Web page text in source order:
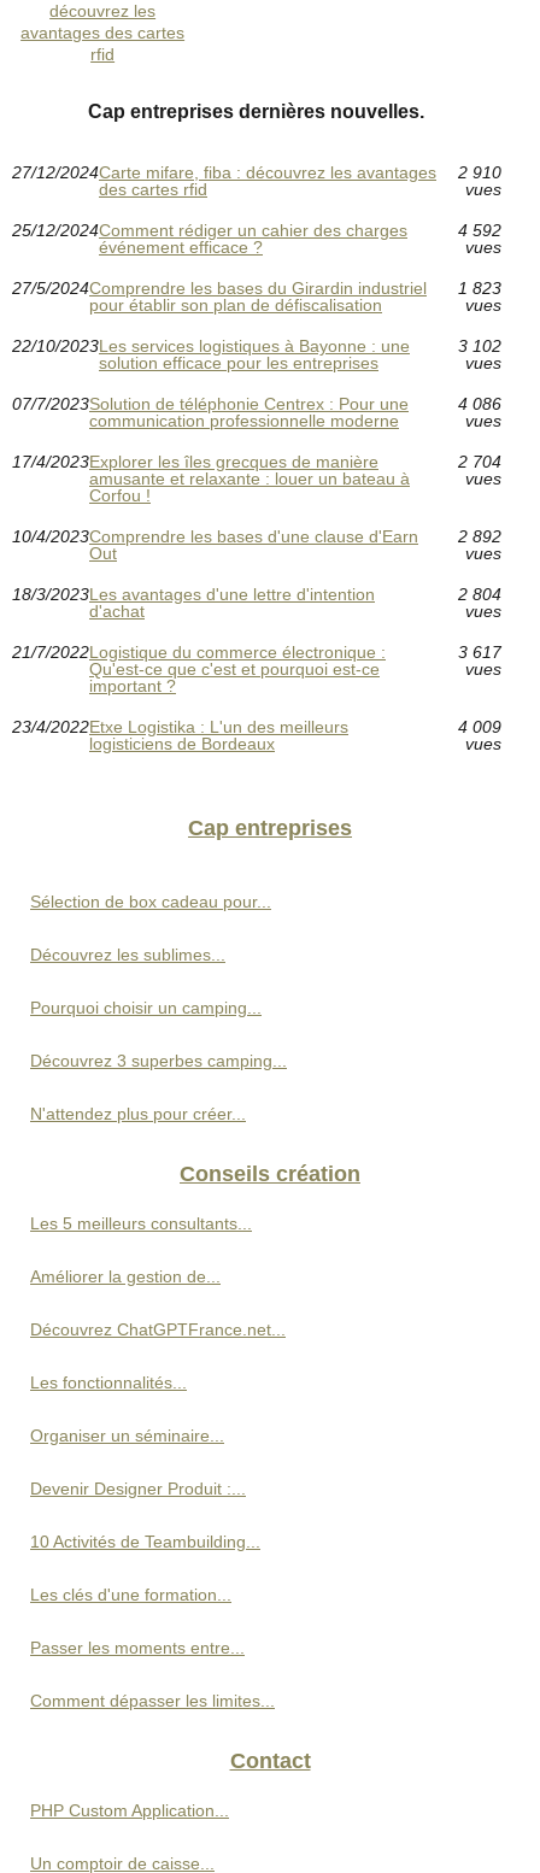
découvrez les
avantages des cartes
rfid
Cap entreprises dernières nouvelles.
27/12/2024Carte mifare, fiba : découvrez les avantages
des cartes rfid
2 910
vues
25/12/2024Comment rédiger un cahier des charges
événement efficace ?
4 592
vues
27/5/2024Comprendre les bases du Girardin industriel
pour établir son plan de défiscalisation
1 823
vues
22/10/2023Les services logistiques à Bayonne : une
solution efficace pour les entreprises
3 102
vues
07/7/2023Solution de téléphonie Centrex : Pour une
communication professionnelle moderne
4 086
vues
17/4/2023Explorer les îles grecques de manière
amusante et relaxante : louer un bateau à
Corfou !
2 704
vues
10/4/2023Comprendre les bases d'une clause d'Earn
Out
2 892
vues
18/3/2023Les avantages d'une lettre d'intention
d'achat
2 804
vues
21/7/2022Logistique du commerce électronique :
Qu'est-ce que c'est et pourquoi est-ce
important ?
3 617
vues
23/4/2022Etxe Logistika : L'un des meilleurs
logisticiens de Bordeaux
4 009
vues
Cap entreprises
Sélection de box cadeau pour...
Découvrez les sublimes...
Pourquoi choisir un camping...
Découvrez 3 superbes camping...
N'attendez plus pour créer...
Conseils création
Les 5 meilleurs consultants...
Améliorer la gestion de...
Découvrez ChatGPTFrance.net...
Les fonctionnalités...
Organiser un séminaire...
Devenir Designer Produit :...
10 Activités de Teambuilding...
Les clés d'une formation...
Passer les moments entre...
Comment dépasser les limites...
Contact
PHP Custom Application...
Un comptoir de caisse...